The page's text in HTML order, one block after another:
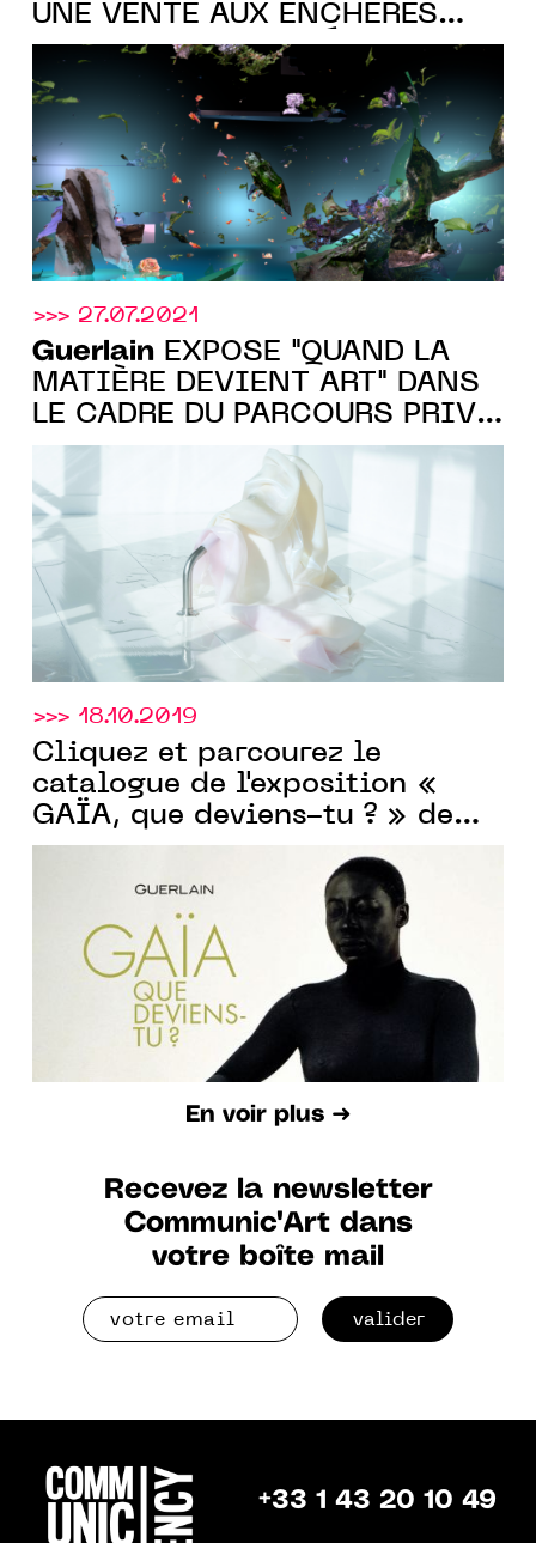
UNE VENTE AUX ENCHÈRES
D’ŒUVRES CERTIFIÉES NFT
DANS LE CADRE DE SON
EXPOSITION « QUAND LA
MATIERE DEVIENT ART »
>>> 27.07.2021
Guerlain EXPOSE "QUAND LA
MATIÈRE DEVIENT ART" DANS
LE CADRE DU PARCOURS PRIVÉ
DE LA FIAC 2021
>>> 18.10.2019
Cliquez et parcourez le
catalogue de l'exposition «
GAÏA, que deviens-tu ? » de
Guerlain
En voir plus ➜
Recevez la newsletter
Communic'Art dans
votre boîte mail
valider
+33 1 43 20 10 49